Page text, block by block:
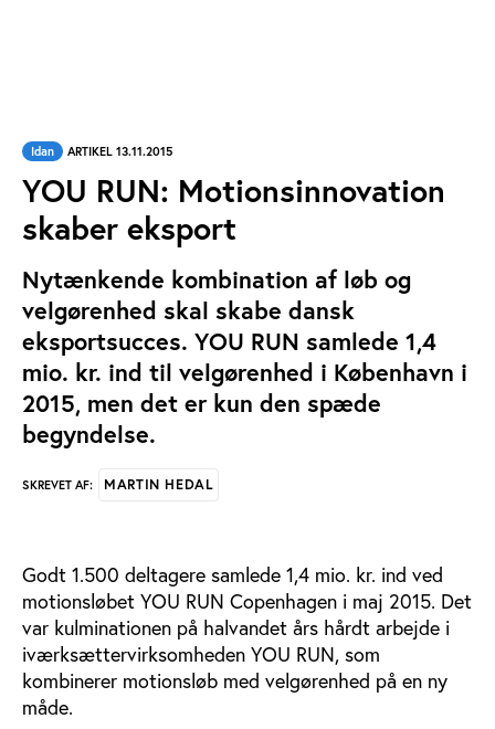
Idan ARTIKEL 13.11.2015
YOU RUN: Motionsinnovation
skaber eksport
Nytænkende kombination af løb og
velgørenhed skal skabe dansk
eksportsucces. YOU RUN samlede 1,4
mio. kr. ind til velgørenhed i København i
2015, men det er kun den spæde
begyndelse.
SKREVET AF: MARTIN HEDAL
Godt 1.500 deltagere samlede 1,4 mio. kr. ind ved
motionsløbet YOU RUN Copenhagen i maj 2015. Det
var kulminationen på halvandet års hårdt arbejde i
iværksættervirksomheden YOU RUN, som
kombinerer motionsløb med velgørenhed på en ny
måde.